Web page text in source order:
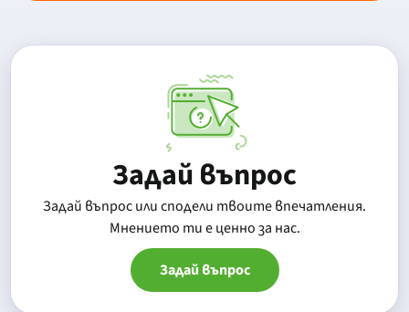
Задай въпрос
Задай въпрос или сподели твоите впечатления.
Mнението ти е ценно за нас.
Задай въпрос